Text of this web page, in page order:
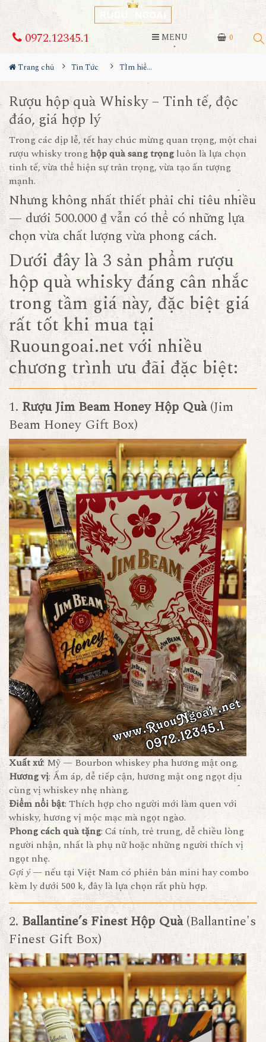
0
0972.12345.1 MENU
Trang chủ Tin Tức TÌm hiểu về rượu
Rượu hộp quà Whisky – Tinh tế, độc
đáo, giá hợp lý
Trong các dịp lễ, tết hay chúc mừng quan trọng, một chai
rượu whiskytronghộp quà sang trọng luôn là lựa chọn
tinh tế, vừa thể hiện sự trân trọng, vừa tạo ấn tượng
mạnh.
Nhưng không nhất thiết phải chi tiêu nhiều
— dưới 500.000 ₫ vẫn có thể có những lựa
chọn vừa chất lượng vừa phong cách.
Dưới đây là 3 sản phẩm rượu
hộp quà whisky đáng cân nhắc
trong tầm giá này, đặc biệt giá
rất tốt khi mua tại
Ruoungoai.net với nhiều
chương trình ưu đãi đặc biệt:
1. Rượu Jim Beam Honey Hộp Quà(Jim
Beam Honey Gift Box)
Xuất xứ: Mỹ — Bourbon whiskey pha hương mật ong.
Hương vị: Ấm áp, dễ tiếp cận, hương mật ong ngọt dịu
cùng vị whiskey nhẹ nhàng.
Điểm nổi bật: Thích hợp cho người mới làm quen với
whisky, hương vị mộc mạc mà ngọt ngào.
Phong cách quà tặng: Cá tính, trẻ trung, dễ chiều lòng
người nhận, nhất là phụ nữ hoặc những người thích vị
ngọt nhẹ.
Gợi ý— nếu tại Việt Nam có phiên bản mini hay combo
kèm ly dưới 500 k, đây là lựa chọn rất phù hợp.
2. Ballantine’s Finest Hộp Quà(Ballantine's
Finest Gift Box)